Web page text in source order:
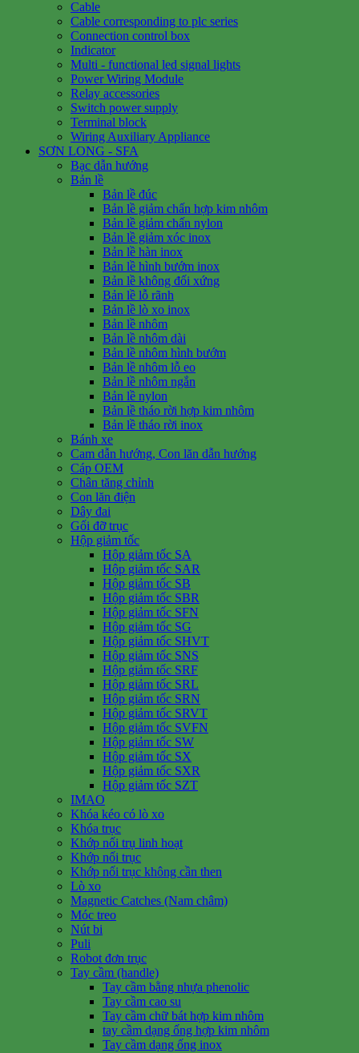
Cable
Cable corresponding to plc series
Connection control box
Indicator
Multi - functional led signal lights
Power Wiring Module
Relay accessories
Switch power supply
Terminal block
Wiring Auxiliary Appliance
SƠN LONG - SFA
Bạc dẫn hướng
Bản lề
Bản lề đúc
Bản lề giảm chấn hợp kim nhôm
Bản lề giảm chấn nylon
Bản lề giảm xóc inox
Bản lề hàn inox
Bản lề hình bướm inox
Bản lề không đối xứng
Bản lề lỗ rãnh
Bản lề lò xo inox
Bản lề nhôm
Bản lề nhôm dài
Bản lề nhôm hình bướm
Bản lề nhôm lỗ eo
Bản lề nhôm ngắn
Bản lề nylon
Bản lề tháo rời hợp kim nhôm
Bản lề tháo rời inox
Bánh xe
Cam dẫn hướng, Con lăn dẫn hướng
Cáp OEM
Chân tăng chỉnh
Con lăn điện
Dây đai
Gối đỡ trục
Hộp giảm tốc
Hộp giảm tốc SA
Hộp giảm tốc SAR
Hộp giảm tốc SB
Hộp giảm tốc SBR
Hộp giảm tốc SFN
Hộp giảm tốc SG
Hộp giảm tốc SHVT
Hộp giảm tốc SNS
Hộp giảm tốc SRF
Hộp giảm tốc SRL
Hộp giảm tốc SRN
Hộp giảm tốc SRVT
Hộp giảm tốc SVFN
Hộp giảm tốc SW
Hộp giảm tốc SX
Hộp giảm tốc SXR
Hộp giảm tốc SZT
IMAO
Khóa kéo có lò xo
Khóa trục
Khớp nối trụ linh hoạt
Khớp nối trục
Khớp nối trục không cần then
Lò xo
Magnetic Catches (Nam châm)
Móc treo
Nút bi
Puli
Robot đơn trục
Tay cầm (handle)
Tay cầm bằng nhựa phenolic
Tay cầm cao su
Tay cầm chữ bát hợp kim nhôm
tay cầm dạng ống hợp kim nhôm
Tay cầm dạng ống inox